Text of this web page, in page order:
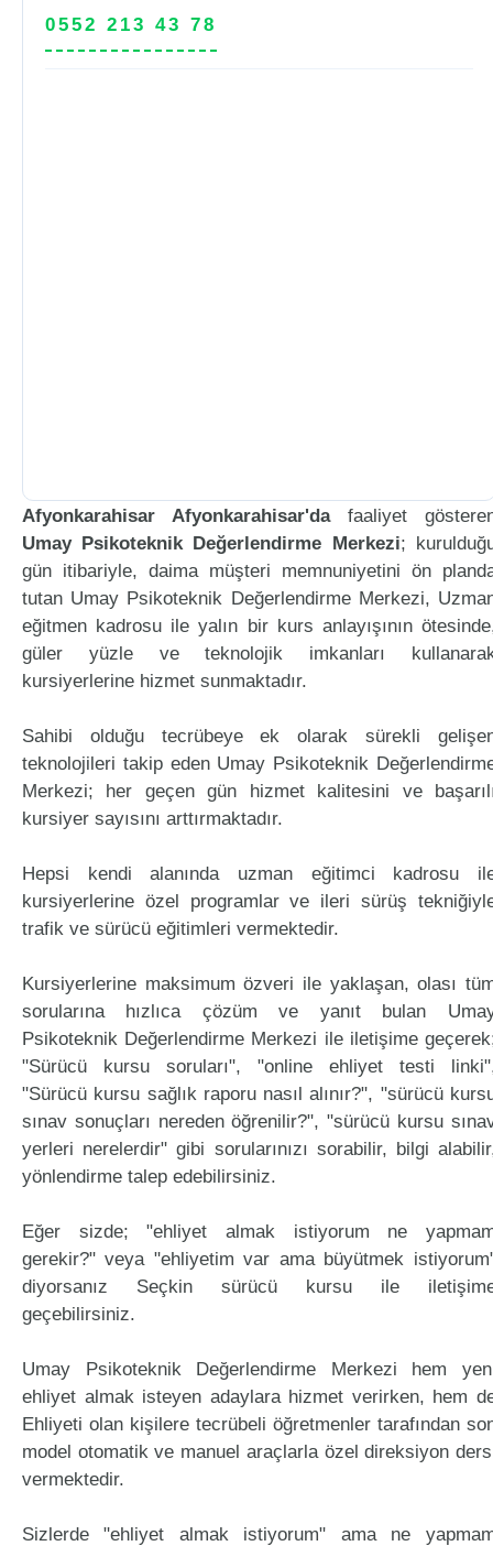
0552 213 43 78
Afyonkarahisar Afyonkarahisar'dafaaliyet
Umay Psikoteknik Değerlendirme Merkezi;
gün itibariyle, daima müşteri memnuniyetini ön
tutan Umay Psikoteknik Değerlendirme Merkezi,
eğitmen kadrosu ile yalın bir kurs anlayışının
güler yüzle ve teknolojik imkanları
kursiyerlerine hizmet sunmaktadır.
Sahibi olduğu tecrübeye ek olarak sürekli
teknolojileri takip eden Umay Psikoteknik
Merkezi; her geçen gün hizmet kalitesini ve
kursiyer sayısını arttırmaktadır.
Hepsi kendi alanında uzman eğitimci kadrosu
kursiyerlerine özel programlar ve ileri sürüş
trafik ve sürücü eğitimleri vermektedir.
Kursiyerlerine maksimum özveri ile yaklaşan, olası
sorularına hızlıca çözüm ve yanıt bulan
Psikoteknik Değerlendirme Merkezi ile iletişime
"Sürücü kursu soruları", "online ehliyet testi
"Sürücü kursu sağlık raporu nasıl alınır?", "sürücü
sınav sonuçları nereden öğrenilir?", "sürücü kursu
yerleri nerelerdir" gibi sorularınızı sorabilir, bilgi
yönlendirme talep edebilirsiniz.
Eğer sizde; "ehliyet almak istiyorum ne
gerekir?" veya "ehliyetim var ama büyütmek
diyorsanız Seçkin sürücü kursu ile
geçebilirsiniz.
Umay Psikoteknik Değerlendirme Merkezi hem
ehliyet almak isteyen adaylara hizmet verirken, hem
Ehliyeti olan kişilere tecrübeli öğretmenler tarafından
model otomatik ve manuel araçlarla özel direksiyon
vermektedir.
Sizlerde "ehliyet almak istiyorum" ama ne